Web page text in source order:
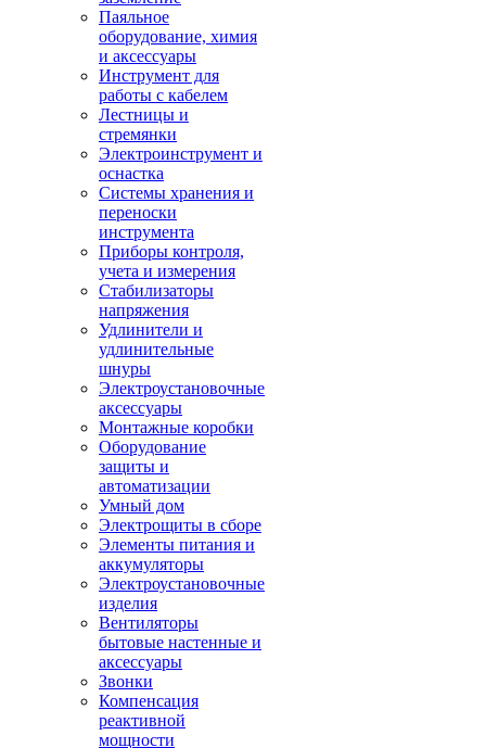
Паяльное
оборудование, химия
и аксессуары
Инструмент для
работы с кабелем
Лестницы и
стремянки
Электроинструмент и
оснастка
Системы хранения и
переноски
инструмента
Приборы контроля,
учета и измерения
Стабилизаторы
напряжения
Удлинители и
удлинительные
шнуры
Электроустановочные
аксессуары
Монтажные коробки
Оборудование
защиты и
автоматизации
Умный дом
Электрощиты в сборе
Элементы питания и
аккумуляторы
Электроустановочные
изделия
Вентиляторы
бытовые настенные и
аксессуары
Звонки
Компенсация
реактивной
мощности